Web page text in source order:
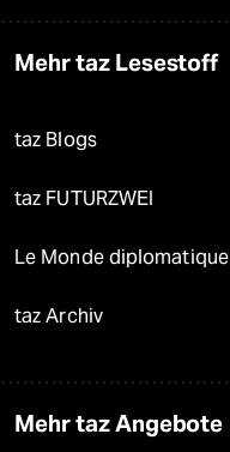
Mehr taz Lesestoff
taz Blogs
taz FUTURZWEI
Le Monde diplomatique
taz Archiv
Mehr taz Angebote